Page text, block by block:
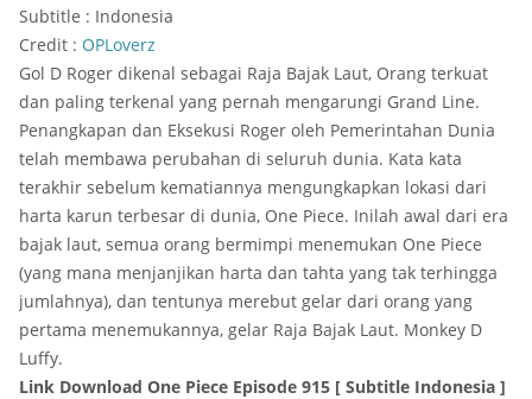
Subtitle : Indonesia
Credit : OPLoverz
Gol D Roger dikenal sebagai Raja Bajak Laut, Orang terkuat
dan paling terkenal yang pernah mengarungi Grand Line.
Penangkapan dan Eksekusi Roger oleh Pemerintahan Dunia
telah membawa perubahan di seluruh dunia. Kata kata
terakhir sebelum kematiannya mengungkapkan lokasi dari
harta karun terbesar di dunia, One Piece. Inilah awal dari era
bajak laut, semua orang bermimpi menemukan One Piece
(yang mana menjanjikan harta dan tahta yang tak terhingga
jumlahnya), dan tentunya merebut gelar dari orang yang
pertama menemukannya, gelar Raja Bajak Laut. Monkey D
Luffy.
Link Download One Piece Episode 915 [ Subtitle Indonesia ]